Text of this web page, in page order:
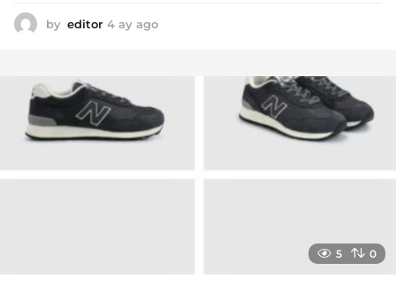
by editor 4 ay ago
o
5 0